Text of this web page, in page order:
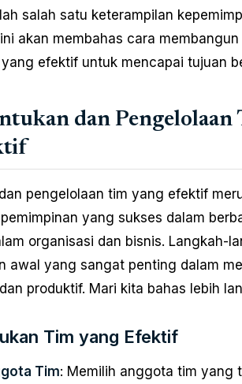
salah satu keterampilan
akan membahas cara membangun
efektif untuk mencapai tujuan
dan Pengelolaan
pengelolaan tim yang efektif
yang sukses dalam
organisasi dan bisnis. Langkah-
awal yang sangat penting dalam
produktif. Mari kita bahas lebih
Tim yang Efektif
Tim: Memilih anggota tim yang